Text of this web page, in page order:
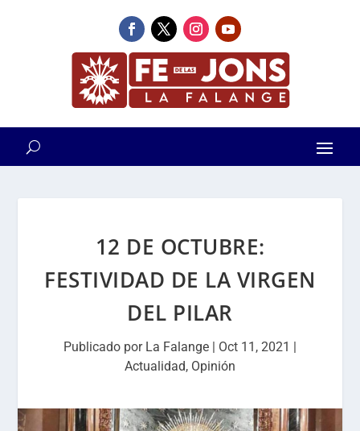
12 DE OCTUBRE:
FESTIVIDAD DE LA VIRGEN
DEL PILAR
Publicado por La Falange | Oct 11, 2021 |
Actualidad, Opinión